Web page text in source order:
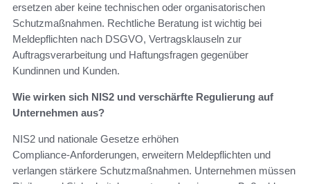
ersetzen aber keine technischen oder organisatorischen
Schutzmaßnahmen. Rechtliche Beratung ist wichtig bei
Meldepflichten nach DSGVO, Vertragsklauseln zur
Auftragsverarbeitung und Haftungsfragen gegenüber
Kundinnen und Kunden.
Wie wirken sich NIS2 und verschärfte Regulierung auf
Unternehmen aus?
NIS2 und nationale Gesetze erhöhen
Compliance‑Anforderungen, erweitern Meldepflichten und
verlangen stärkere Schutzmaßnahmen. Unternehmen müssen